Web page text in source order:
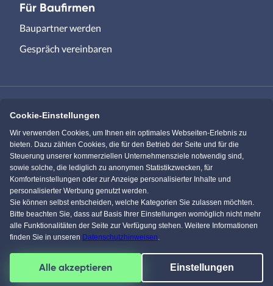
Für Baufirmen
Baupartner werden
Gespräch vereinbaren
Immowelt.de Bauen.de
Massivhaus.de Bungalow.de
Einfamilienhaus.de
© 1996-2026 pw-Internet Solutions GmbH
4,5 von über61595Kunden
Facebook
Pinterest
Instagram
YouTube
Cookie-Einstellungen
Wir verwenden Cookies, um Ihnen ein optimales Webseiten-Erlebnis zu
bieten. Dazu zählen Cookies, die für den Betrieb der Seite und für die
Steuerung unserer kommerziellen Unternehmensziele notwendig sind,
sowie solche, die lediglich zu anonymen Statistikzwecken, für
Komforteinstellungen oder zur Anzeige personalisierter Inhalte und
personalisierter Werbung genutzt werden.
Sie können selbst entscheiden, welche Kategorien Sie zulassen möchten.
Bitte beachten Sie, dass auf Basis Ihrer Einstellungen womöglich nicht mehr
alle Funktionalitäten der Seite zur Verfügung stehen. Weitere Informationen
finden Sie in unseren Datenschutzhinweisen.
Alle akzeptieren Einstellungen